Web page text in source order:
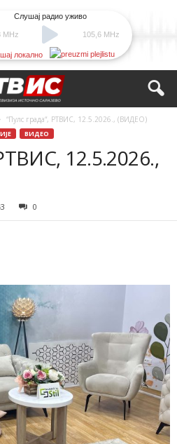
MHz
Слушај радио уживо
105,6 MHz
локално
“Пулс града“, РТВИС, 12.5.2026., (ВИДЕО)
ВИДЕО
12.5.2026.,
0